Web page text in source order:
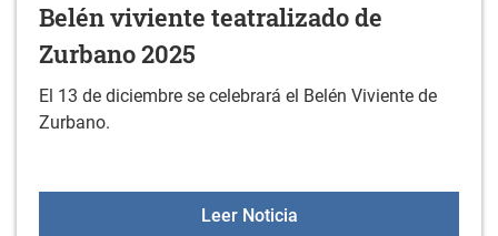
Belén viviente teatralizado de
Zurbano 2025
El 13 de diciembre se celebrará el Belén Viviente de
Zurbano.
Leer NoticiaBelén viviente